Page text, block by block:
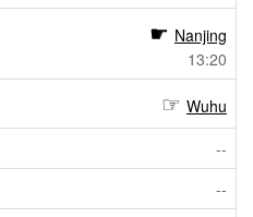
Nanjing
13:20
Wuhu
--
--